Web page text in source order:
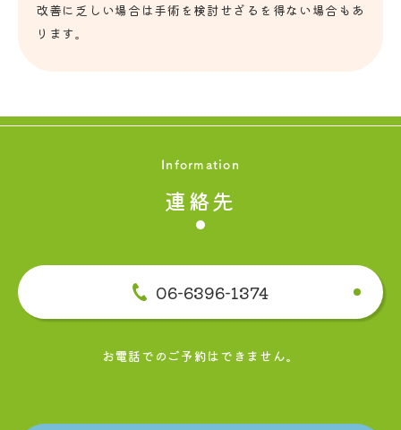
改善に乏しい場合は手術を検討せざるを得ない場合もあ
ります。
Information
連絡先
06-6396-1374
お電話でのご予約はできません。